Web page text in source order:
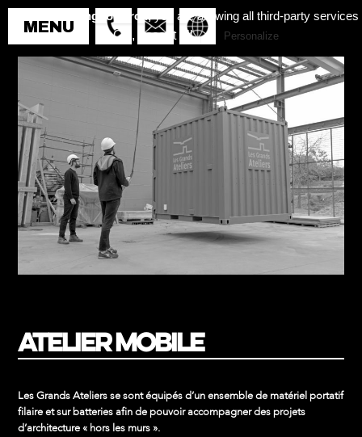
Atelier mobile
Les Grands Ateliers se sont équipés d’un ensemble de matériel portatif
filaire et sur batteries afin de pouvoir accompagner desprojets
d’architecture« hors les murs ».
By continuing to scroll,
you are allowing all third-party services
✓ OK, accept all
Personalize